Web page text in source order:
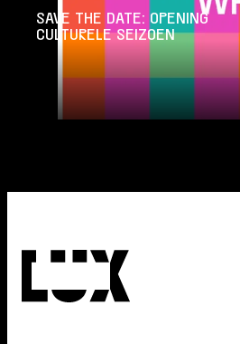
SAVE THE DATE: OPENING
CULTURELE SEIZOEN